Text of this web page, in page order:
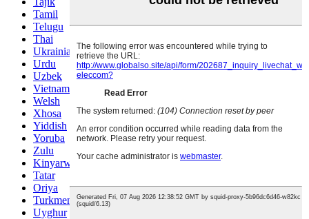
Tamil
Telugu
Thai
Ukrainian
Urdu
Uzbek
Vietnamese
Welsh
Xhosa
Yiddish
Yoruba
Zulu
Kinyarwanda
Tatar
Oriya
Turkmen
Uyghur